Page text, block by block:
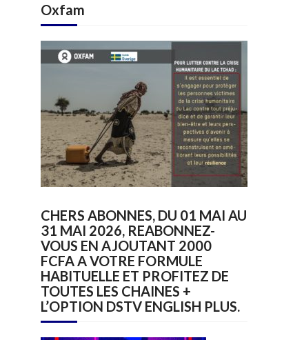
Oxfam
CHERS ABONNES, DU 01 MAI AU
31 MAI 2026, REABONNEZ-
VOUS EN AJOUTANT 2000
FCFA A VOTRE FORMULE
HABITUELLE ET PROFITEZ DE
TOUTES LES CHAINES +
L’OPTION DSTV ENGLISH PLUS.